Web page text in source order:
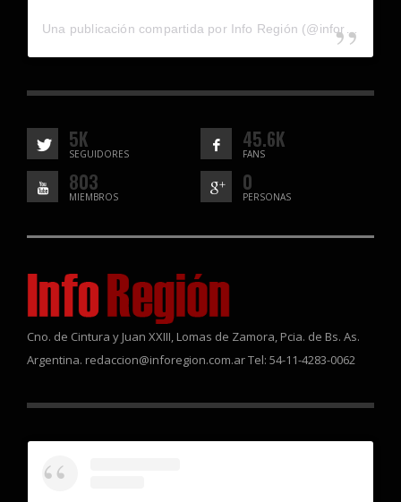
5K
SEGUIDORES
45.6K
FANS
803
MIEMBROS
0
PERSONAS
Cno. de Cintura y Juan XXIII, Lomas de Zamora, Pcia. de Bs. As.
Argentina. redaccion@inforegion.com.ar Tel: 54-11-4283-0062